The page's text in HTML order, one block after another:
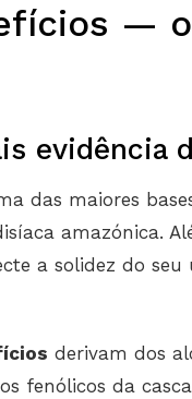
—
evidência
das maiores
amazónica.
a solidez do
derivam dos
fenólicos da